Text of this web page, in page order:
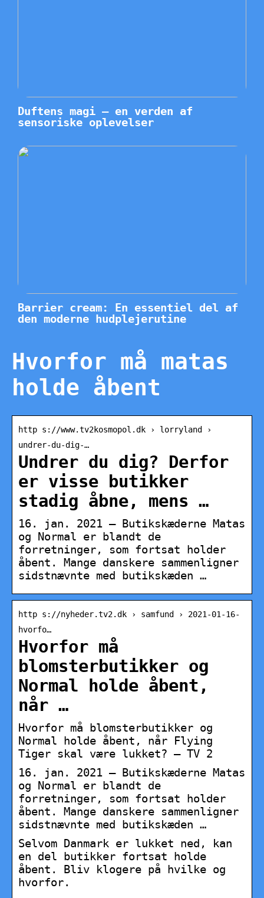
Duftens magi – en verden af
sensoriske oplevelser
Barrier cream: En essentiel del af
den moderne hudplejerutine
Hvorfor må matas
holde åbent
http s://www.tv2kosmopol.dk › lorryland ›
undrer-du-dig-…
Undrer du dig? Derfor
er visse butikker
stadig åbne, mens …
16. jan. 2021 — Butikskæderne Matas
og Normal er blandt de
forretninger, som fortsat holder
åbent. Mange danskere sammenligner
sidstnævnte med butikskæden …
http s://nyheder.tv2.dk › samfund › 2021-01-16-
hvorfo…
Hvorfor må
blomsterbutikker og
Normal holde åbent,
når …
Hvorfor må blomsterbutikker og
Normal holde åbent, når Flying
Tiger skal være lukket? – TV 2
16. jan. 2021 — Butikskæderne Matas
og Normal er blandt de
forretninger, som fortsat holder
åbent. Mange danskere sammenligner
sidstnævnte med butikskæden …
Selvom Danmark er lukket ned, kan
en del butikker fortsat holde
åbent. Bliv klogere på hvilke og
hvorfor.